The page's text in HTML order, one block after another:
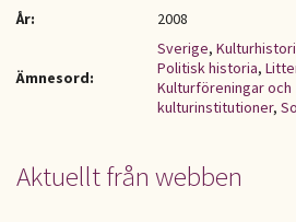
År:
2008
Ämnesord:
Sverige,
Politisk historia,
Kulturföreningar och
kulturinstitutioner,
Aktuellt från webben